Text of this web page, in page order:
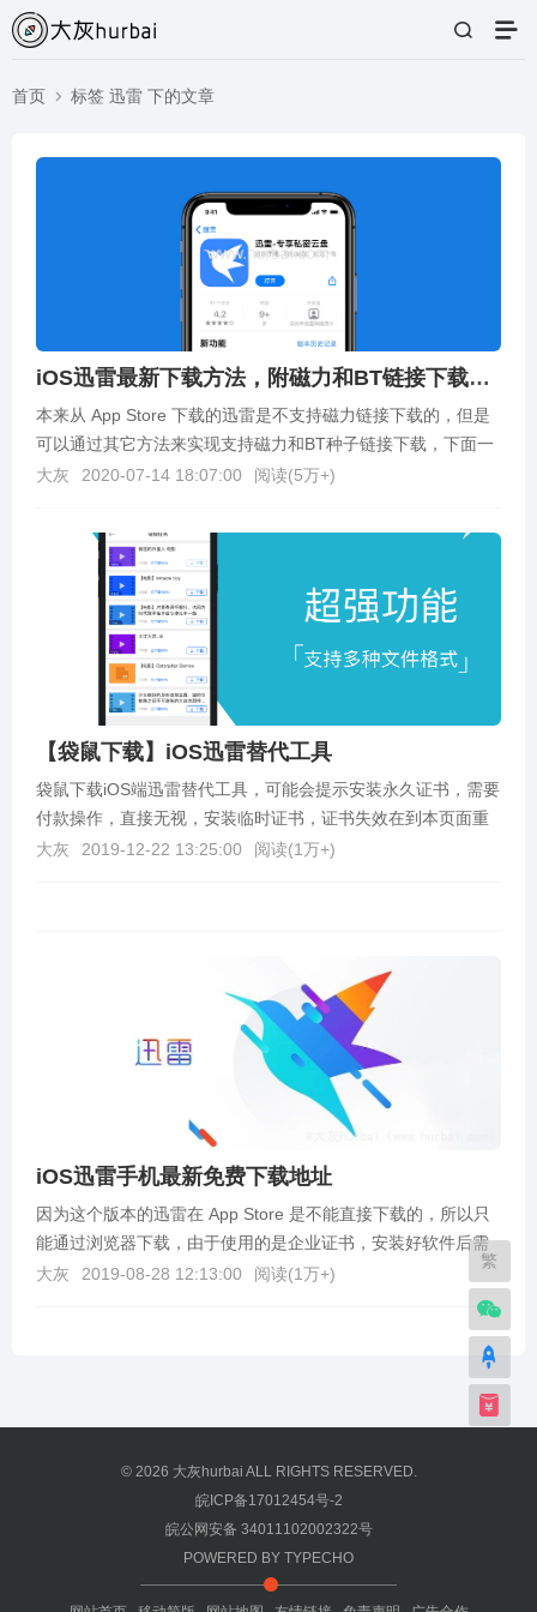
首页 标签 迅雷 下的文章
iOS迅雷最新下载方法，附磁力和BT链接下载教程
本来从 App Store 下载的迅雷是不支持磁力链接下载的，但是
可以通过其它方法来实现支持磁力和BT种子链接下载，下面一
起来看下吧。迅雷下载直接在 App S...
大灰 2020-07-14 18:07:00 阅读(5万+)
【袋鼠下载】iOS迅雷替代工具
袋鼠下载iOS端迅雷替代工具，可能会提示安装永久证书，需要
付款操作，直接无视，安装临时证书，证书失效在到本页面重
新装！袋鼠下载支持 http、迅雷、磁力等各种资...
大灰 2019-12-22 13:25:00 阅读(1万+)
iOS迅雷手机最新免费下载地址
因为这个版本的迅雷在 App Store 是不能直接下载的，所以只
能通过浏览器下载，由于使用的是企业证书，安装好软件后需
要信任才能使用，打开「设置」→「通用」→...
大灰 2019-08-28 12:13:00 阅读(1万+)
© 2026 大灰hurbai ALL RIGHTS RESERVED.
皖ICP备17012454号-2
皖公网安备 34011102002322号
POWERED BY TYPECHO
繁